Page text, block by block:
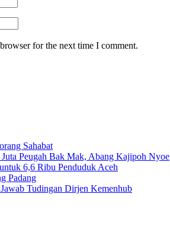
for the next time I comment.
Sahabat
Peugah Bak Mak, Abang Kajipoh Nyoe
6,6 Ribu Penduduk Aceh
Padang
Tudingan Dirjen Kemenhub